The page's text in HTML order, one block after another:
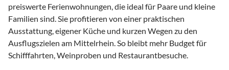
preiswerte Ferienwohnungen, die ideal für Paare und kleine
Familien sind. Sie profitieren von einer praktischen
Ausstattung, eigener Küche und kurzen Wegen zu den
Ausflugszielen am Mittelrhein. So bleibt mehr Budget für
Schifffahrten, Weinproben und Restaurantbesuche.